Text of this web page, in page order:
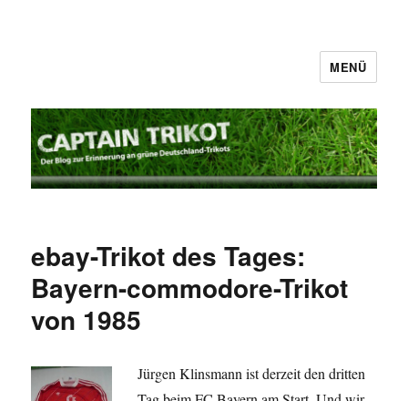
MENÜ
ebay-Trikot des Tages:
Bayern-commodore-Trikot
von 1985
Jürgen Klinsmann ist derzeit den dritten